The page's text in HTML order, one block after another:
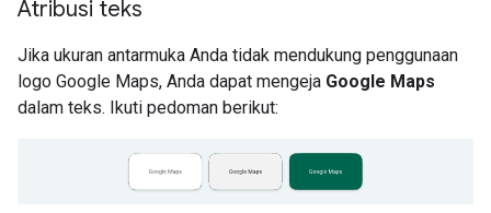
Atribusi teks
Jika ukuran antarmuka Anda tidak mendukung penggunaan
logo Google Maps, Anda dapat mengeja Google Maps
dalam teks. Ikuti pedoman berikut: